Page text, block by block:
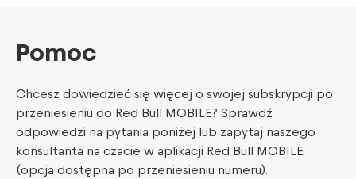
Pomoc
Chcesz dowiedzieć się więcej o swojej subskrypcji po
przeniesieniu do Red Bull MOBILE? Sprawdź
odpowiedzi na pytania poniżej lub zapytaj naszego
konsultanta na czacie w aplikacji Red Bull MOBILE
(opcja dostępna po przeniesieniu numeru).